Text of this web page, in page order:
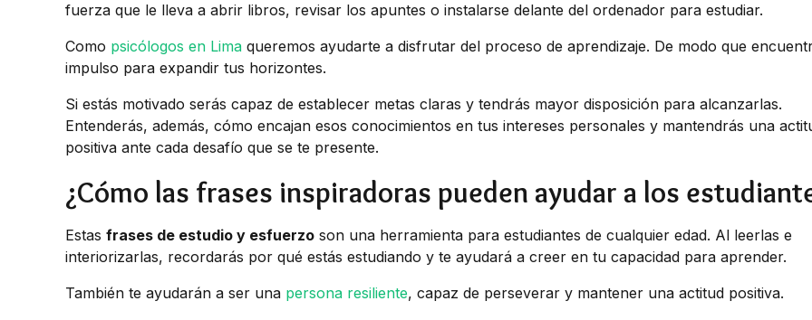
fuerza que le lleva a abrir libros, revisar los apuntes o instalarse delante del ordenador para estudiar.
Como psicólogos en Lima queremos ayudarte a disfrutar del proceso de aprendizaje. De modo que
impulso para expandir tus horizontes.
Si estás motivado serás capaz de establecer metas claras y tendrás mayor disposición para alcanzarlas.
Entenderás, además, cómo encajan esos conocimientos en tus intereses personales y mantendrás una
positiva ante cada desafío que se te presente.
¿Cómo las frases inspiradoras pueden ayudar a los
Estas frases de estudio y esfuerzo son una herramienta para estudiantes de cualquier edad. Al leerlas e
interiorizarlas, recordarás por qué estás estudiando y te ayudará a creer en tu capacidad para aprender.
También te ayudarán a ser una persona resiliente, capaz de perseverar y mantener una actitud positiva.